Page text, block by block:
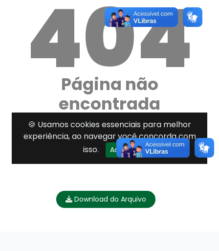
Download do Arquivo